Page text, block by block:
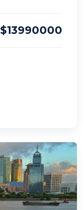
$13990000